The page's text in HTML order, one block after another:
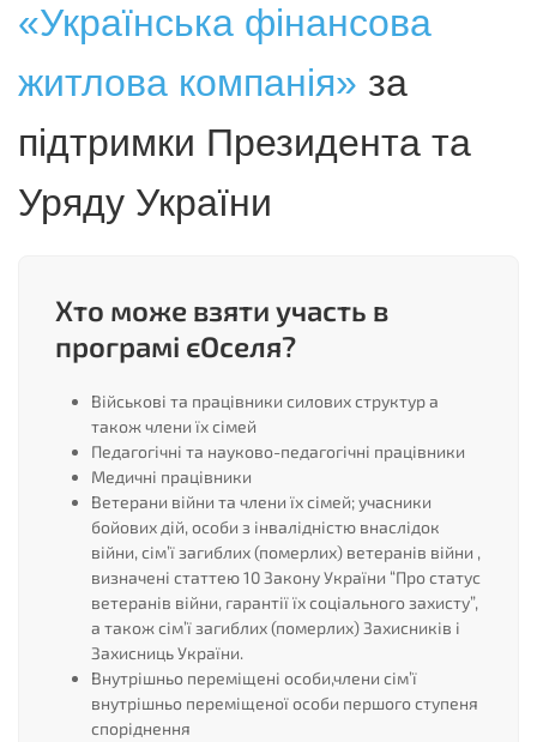
«Українська фінансова
житлова компанія» за
підтримки Президента та
Уряду України
Хто може взяти участь в
програмі єОселя?
Військові та працівники силових структур а
також члени їх сімей
Педагогічні та науково-педагогічні працівники
Медичні працівники
Ветерани війни та члени їх сімей; учасники
бойових дій, особи з інвалідністю внаслідок
війни, сім’ї загиблих (померлих) ветеранів війни ,
визначені статтею 10 Закону України “Про статус
ветеранів війни, гарантії їх соціального захисту”,
а також сім’ї загиблих (померлих) Захисників і
Захисниць України.
Внутрішньо переміщені особи,члени сім’ї
внутрішньо переміщеної особи першого ступеня
споріднення